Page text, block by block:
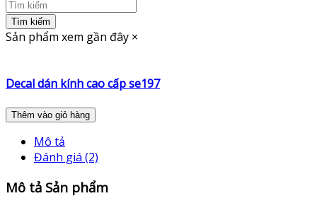
Tìm kiếm
Sản phẩm xem gần đây ×
Decal dán kính cao cấp se197
Thêm vào giỏ hàng
Mô tả
Đánh giá (2)
Mô tả Sản phẩm